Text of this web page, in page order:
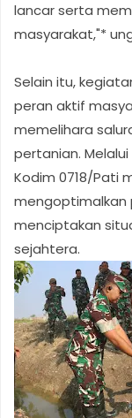
lancar serta
masyarakat,"*
Selain itu,
peran aktif
memelihara
pertanian.
Kodim 0718/Pati
mengoptimalkan
menciptakan
sejahtera.